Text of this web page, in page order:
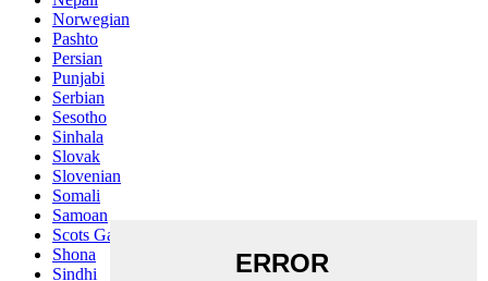
Norwegian
Pashto
Persian
Punjabi
Serbian
Sesotho
Sinhala
Slovak
Slovenian
Somali
Samoan
Scots Gaelic
Shona
Sindhi